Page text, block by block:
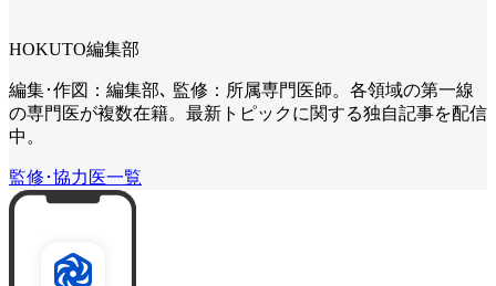
HOKUTO編集部
編集･作図：編集部､ 監修：所属専門医師。各領域の第一線
の専門医が複数在籍。最新トピックに関する独自記事を配信
中。
監修･協力医一覧